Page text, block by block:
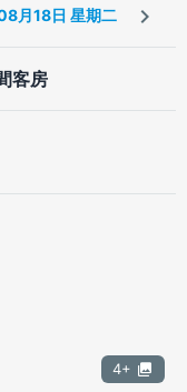
客房
4+